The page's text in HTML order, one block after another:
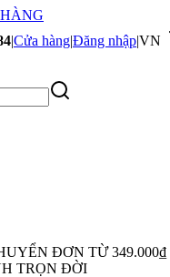
|Cửa hàng|Đăng nhập|VN
ĐƠN TỪ349.000₫
TRỌN ĐỜI